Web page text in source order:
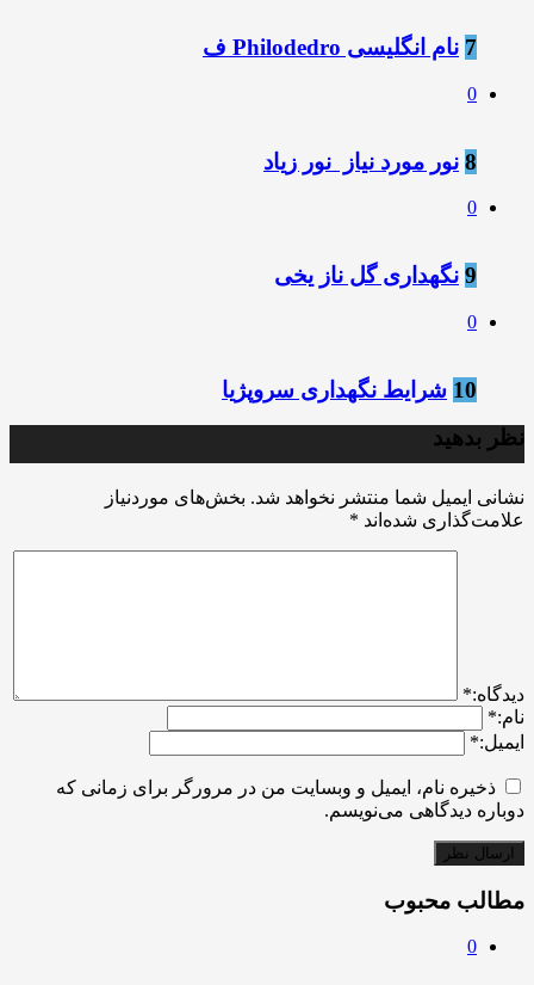
7 نام انگلیسی Philodedro ف
0
8 نور مورد نیاز ️ نور زیاد
0
9 نگهداری گل ناز یخی
0
10 شرایط نگهداری سروپژیا
نظر بدهید
نشانی ایمیل شما منتشر نخواهد شد. بخش‌های موردنیاز
علامت‌گذاری شده‌اند *
ديدگاه:*
نام:*
ایمیل:*
ذخیره نام، ایمیل و وبسایت من در مرورگر برای زمانی که
دوباره دیدگاهی می‌نویسم.
مطالب محبوب
0